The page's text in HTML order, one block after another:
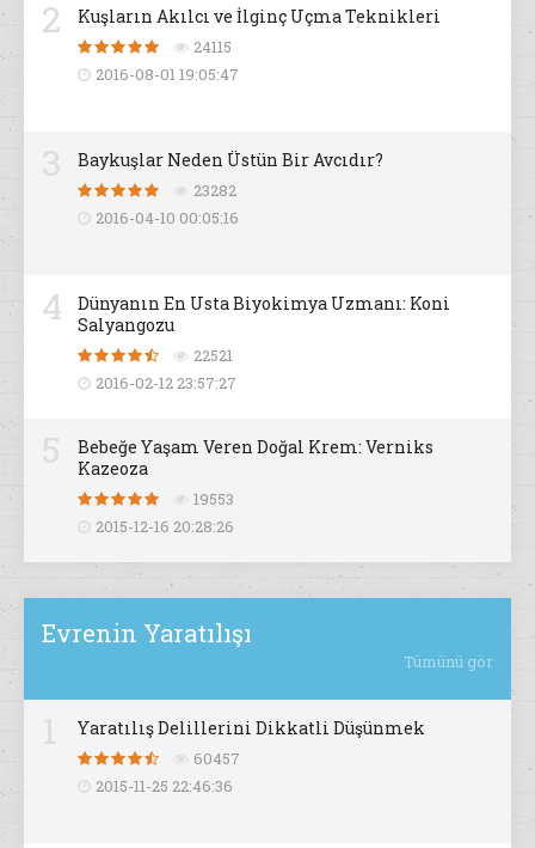
2 Kuşların Akılcı ve İlginç Uçma Teknikleri
24115
2016-08-01 19:05:47
Baykuşlar Neden Üstün Bir Avcıdır?
23282
2016-04-10 00:05:16
4
Dünyanın En Usta Biyokimya Uzmanı: Koni
Salyangozu
22521
2016-02-12 23:57:27
Bebeğe Yaşam Veren Doğal Krem: Verniks
Kazeoza
19553
2015-12-16 20:28:26
Evrenin Yaratılışı
Tümünü gör
Yaratılış Delillerini Dikkatli Düşünmek
60457
2015-11-25 22:46:36